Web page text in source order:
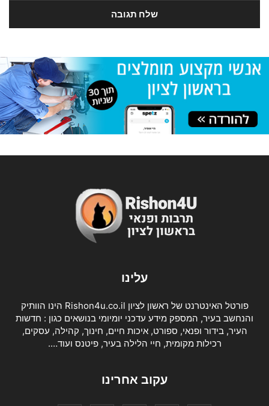
עלינו
פורטל האינטרנט של ראשון לציון Rishon4u.co.il הינו הוותיק
והנחשב בעיר, המספק מידע עדכני יומיומי בנושאים כגון : חדשות
העיר, בידור ופנאי, ספורט, איכות חיים, חינוך, קהילה, עסקים,
רכילות מקומית, חיי הלילה בעיר, פיטנס ועוד….
עקוב אחרינו